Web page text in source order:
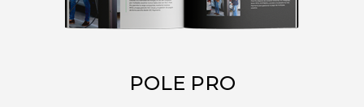
POLE PRO